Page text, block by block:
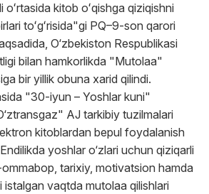
kitob oʻqishga qiziqishni
toʻgʻrisida"gi PQ–9-son qarori
O‘zbekiston Respublikasi
bilan hamkorlikda "Mutolaa"
bir yillik obuna xarid qilindi.
"30-iyun – Yoshlar kuni"
AJ tarkibiy tuzilmalari
kitoblardan bepul foydalanish
yoshlar o‘zlari uchun qiziqarli
ommabop, tarixiy, motivatsion hamda
vaqtda mutolaa qilishlari